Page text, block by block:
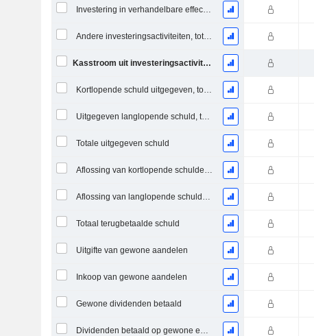
Investering in verhandelbare effecten en aandelen, totaal
Andere investeringsactiviteiten, totaal
Kasstroom uit investeringsactiviteiten
Kortlopende schuld uitgegeven, totaal
Uitgegeven langlopende schuld, totaal
Totale uitgegeven schuld
Aflossing van kortlopende schulden, totaal
Aflossing van langlopende schulden, totaal
Totaal terugbetaalde schuld
Uitgifte van gewone aandelen
Inkoop van gewone aandelen
Gewone dividenden betaald
Dividenden betaald op gewone en preferente aandelen